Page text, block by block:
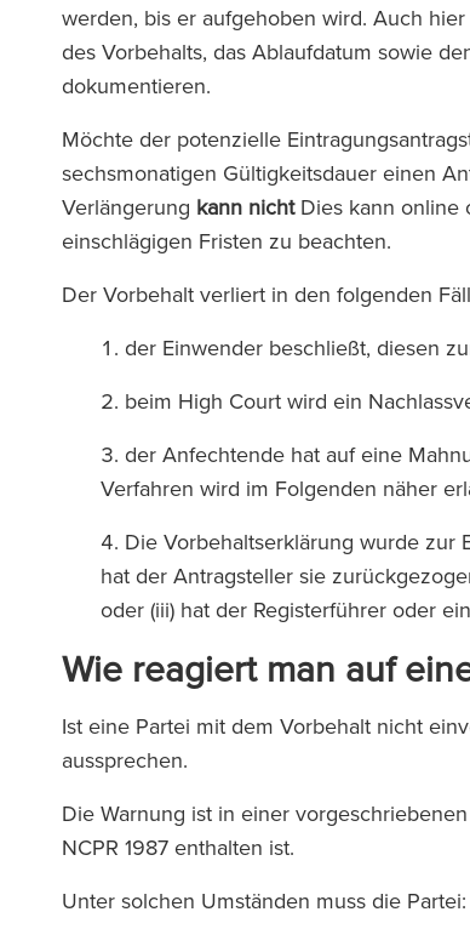
werden, bis er aufgehoben wird. Auch
des Vorbehalts, das Ablaufdatum sowie
dokumentieren.
Möchte der potenzielle
sechsmonatigen Gültigkeitsdauer einen
Verlängerung kann nichtDies kann online
einschlägigen Fristen zu beachten.
Der Vorbehalt verliert in den folgenden
der Einwender beschließt, diesen
beim High Court wird ein
der Anfechtende hat auf eine
Verfahren wird im Folgenden näher
Die Vorbehaltserklärung wurde zur
hat der Antragsteller sie
oder (iii) hat der Registerführer oder
Wie reagiert man auf
Ist eine Partei mit dem Vorbehalt nicht
aussprechen.
Die Warnung ist in einer
NCPR 1987 enthalten ist.
Unter solchen Umständen muss die Partei: